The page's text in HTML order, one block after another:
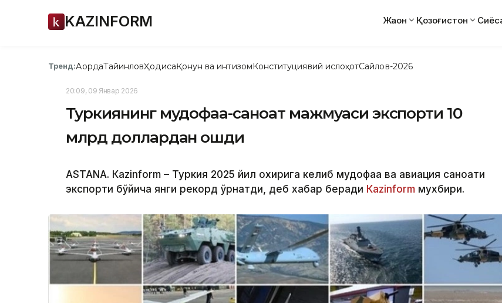
KAZINFORM Жаҳон Қозоғистон
Тренд:АқордаТайинловҲодисаҚонун ва интизомКонституциявий ислоҳотСайлов-2026
20:09, 09 Январ 2026
Туркиянинг мудофаа-саноат мажмуаси экспорти 10
млрд доллардан ошди
ASTANА. Кazinform – Туркия 2025 йил охирига келиб мудофаа ва авиация саноати
экспорти бўйича янги рекорд ўрнатди, деб хабар беради Кazinform мухбири.